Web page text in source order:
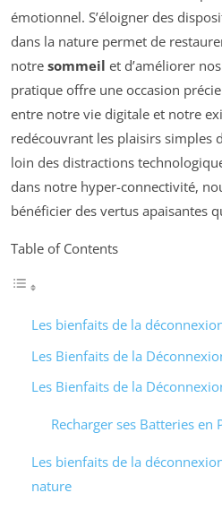
émotionnel. S’éloigner des
dans la nature permet de
notre sommeil et d’améliorer nos
pratique offre une occasion
entre notre vie digitale et notre
redécouvrant les plaisirs simples
loin des distractions
dans notre hyper-connectivité,
bénéficier des vertus apaisantes
Table of Contents
Les bienfaits de la
Les Bienfaits de la
Les Bienfaits de la
Recharger ses Batteries en
Les bienfaits de la
nature